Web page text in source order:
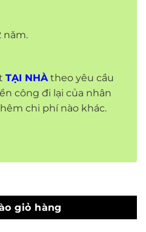
năm.
TẠI NHÀtheo yêu cầu
công đi lại của nhân
chi phí nào khác.
Quận 8 số lượng
giỏ hàng